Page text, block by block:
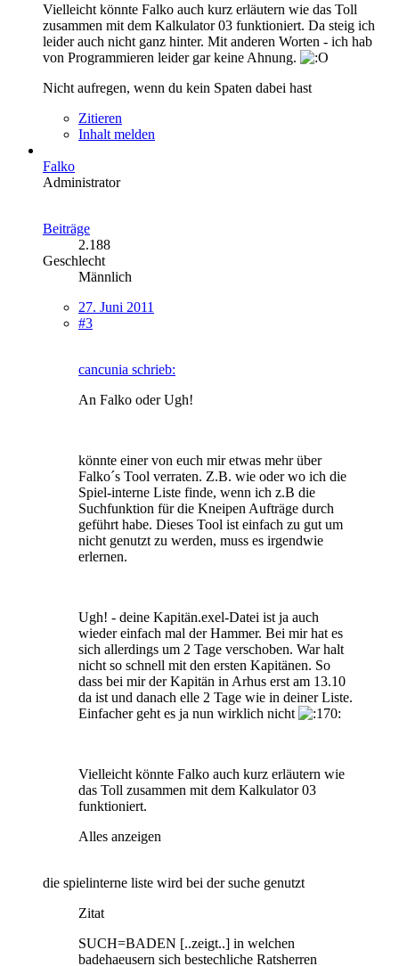
Vielleicht könnte Falko auch kurz erläutern wie das Toll
zusammen mit dem Kalkulator 03 funktioniert. Da steig ich
leider auch nicht ganz hinter. Mit anderen Worten - ich hab
von Programmieren leider gar keine Ahnung.
Nicht aufregen, wenn du kein Spaten dabei hast
Zitieren
Inhalt melden
Falko
Administrator
Beiträge
2.188
Geschlecht
Männlich
27. Juni 2011
#3
cancunia schrieb:
An Falko oder Ugh!
könnte einer von euch mir etwas mehr über
Falko´s Tool verraten. Z.B. wie oder wo ich die
Spiel-interne Liste finde, wenn ich z.B die
Suchfunktion für die Kneipen Aufträge durch
geführt habe. Dieses Tool ist einfach zu gut um
nicht genutzt zu werden, muss es irgendwie
erlernen.
Ugh! - deine Kapitän.exel-Datei ist ja auch
wieder einfach mal der Hammer. Bei mir hat es
sich allerdings um 2 Tage verschoben. War halt
nicht so schnell mit den ersten Kapitänen. So
dass bei mir der Kapitän in Arhus erst am 13.10
da ist und danach elle 2 Tage wie in deiner Liste.
Einfacher geht es ja nun wirklich nicht
Vielleicht könnte Falko auch kurz erläutern wie
das Toll zusammen mit dem Kalkulator 03
funktioniert.
Alles anzeigen
die spielinterne liste wird bei der suche genutzt
Zitat
SUCH=BADEN [..zeigt..] in welchen
badehaeusern sich bestechliche Ratsherren